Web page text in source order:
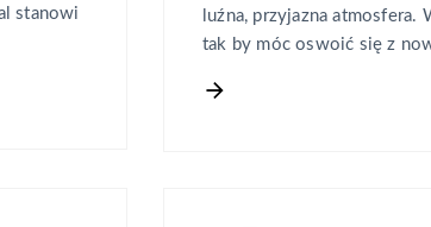
stanowi
luźna, przyjazna
tak by móc oswoić się z